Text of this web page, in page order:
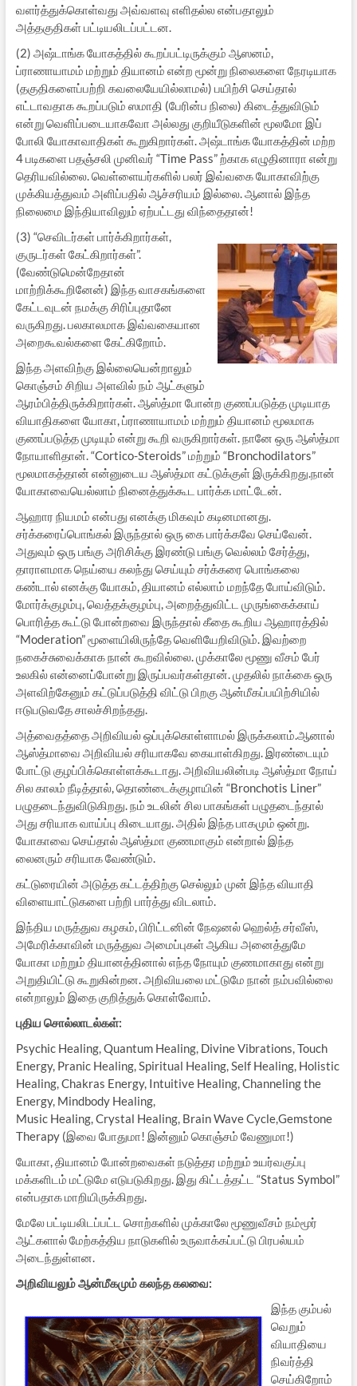
வளர்த்துக்கொள்வது அவ்வளவு எளிதல்ல என்பதாலும்
அத்தகுதிகள் பட்டியலிடப்பட்டன.
(2) அஷ்டாங்க யோகத்தில் கூறப்பட்டிருக்கும் ஆஸனம்,
ப்ராணாயாமம் மற்றும் தியானம் என்ற மூன்று நிலைகளை நேரடியாக
(தகுதிகளைப்பற்றி கவலையேயில்லாமல்) பயிற்சி செய்தால்
எட்டாவதாக கூறப்படும் ஸமாதி (பேரின்ப நிலை) கிடைத்துவிடும்
என்று வெளிப்படையாகவோ அல்லது குறியீடுகளின் மூலமோ இப்
போலி யோகாவாதிகள் கூறுகிறார்கள். அஷ்டாங்க யோகத்தின் மற்ற
4 படிகளை பதஞ்சலி முனிவர் “Time Pass” ற்காக எழுதினாரா என்று
தெரியவில்லை. வெள்ளையர்களில் பலர் இவ்வகை யோகாவிற்கு
முக்கியத்துவம் அளிப்பதில் ஆச்சரியம் இல்லை. ஆனால் இந்த
நிலைமை இந்தியாவிலும் ஏற்பட்டது விந்தைதான்!
(3) “செவிடர்கள் பார்க்கிறார்கள்,
குருடர்கள் கேட்கிறார்கள்”.
(வேண்டுமென்றேதான்
மாற்றிக்கூறினேன்) இந்த வாசகங்களை
கேட்டவுடன் நமக்கு சிரிப்புதானே
வருகிறது. பலகாலமாக இவ்வகையான
அறைகூவல்களை கேட்கிறோம்.
இந்த அளவிற்கு இல்லையென்றாலும்
கொஞ்சம் சிறிய அளவில் நம் ஆட்களும்
ஆரம்பித்திருக்கிறார்கள். ஆஸ்த்மா போன்ற குணப்படுத்த முடியாத
வியாதிகளை யோகா, ப்ராணாயாமம் மற்றும் தியானம் மூலமாக
குணப்படுத்த முடியும் என்று கூறி வருகிறார்கள். நானே ஒரு ஆஸ்த்மா
நோயாளிதான். “Cortico-Steroids” மற்றும் “Bronchodilators”
மூலமாகத்தான் என்னுடைய ஆஸ்த்மா கட்டுக்குள் இருக்கிறது.நான்
யோகாவையெல்லாம் நினைத்துக்கூட பார்க்க மாட்டேன்.
ஆஹார நியமம் என்பது எனக்கு மிகவும் கடினமானது.
சர்க்கரைப்பொங்கல் இருந்தால் ஒரு கை பார்க்கவே செய்வேன்.
அதுவும் ஒரு பங்கு அரிசிக்கு இரண்டு பங்கு வெல்லம் சேர்த்து,
தாராளமாக நெய்யை கலந்து செய்யும் சர்க்கரை பொங்கலை
கண்டால் எனக்கு யோகம், தியானம் எல்லாம் மறந்தே போய்விடும்.
மோர்க்குழம்பு, வெத்தக்குழம்பு, அறைத்துவிட்ட முருங்கைக்காய்
பொரித்த கூட்டு போன்றவை இருந்தால் கீதை கூறிய ஆஹாரத்தில்
“Moderation” மூளையிலிருந்தே வெளியேறிவிடும். இவற்றை
நகைச்சுவைக்காக நான் கூறவில்லை. முக்காலே மூணு வீசம் பேர்
உலகில் என்னைப்போன்று இருப்பவர்கள்தான். முதலில் நாக்கை ஒரு
அளவிற்கேனும் கட்டுப்படுத்தி விட்டு பிறகு ஆன்மீகப்பயிற்சியில்
ஈடுபடுவதே சாலச்சிறந்தது.
அத்வைதத்தை அறிவியல் ஒப்புக்கொள்ளாமல் இருக்கலாம்.ஆனால்
ஆஸ்த்மாவை அறிவியல் சரியாகவே கையாள்கிறது. இரண்டையும்
போட்டு குழப்பிக்கொள்ளக்கூடாது. அறிவியலின்படி ஆஸ்த்மா நோய்
சில காலம் நீடித்தால், தொண்டைக்குழாயின் “Bronchotis Liner”
பழுதடைந்துவிடுகிறது. நம் உடலின் சில பாகங்கள் பழுதடைந்தால்
அது சரியாக வாய்ப்பு கிடையாது. அதில் இந்த பாகமும் ஒன்று.
யோகாவை செய்தால் ஆஸ்த்மா குணமாகும் என்றால் இந்த
லைனரும் சரியாக வேண்டும்.
கட்டுரையின் அடுத்த கட்டத்திற்கு செல்லும் முன் இந்த வியாதி
விளையாட்டுகளை பற்றி பார்த்து விடலாம்.
இந்திய மருத்துவ கழகம், பிரிட்டனின் நேஷனல் ஹெல்த் சர்வீஸ்,
அமேரிக்காவின் மருத்துவ அமைப்புகள் ஆகிய அனைத்துமே
யோகா மற்றும் தியானத்தினால் எந்த நோயும் குணமாகாது என்று
அறுதியிட்டு கூறுகின்றன. அறிவியலை மட்டுமே நான் நம்பவில்லை
என்றாலும் இதை குறித்துக் கொள்வோம்.
புதிய சொல்லாடல்கள்:
Psychic Healing, Quantum Healing, Divine Vibrations, Touch
Energy, Pranic Healing, Spiritual Healing, Self Healing, Holistic
Healing, Chakras Energy, Intuitive Healing, Channeling the
Energy, Mindbody Healing,
Music Healing, Crystal Healing, Brain Wave Cycle,Gemstone
Therapy (இவை போதுமா! இன்னும் கொஞ்சம் வேணுமா!)
யோகா, தியானம் போன்றவைகள் நடுத்தர மற்றும் உயர்வகுப்பு
மக்களிடம் மட்டுமே எடுபடுகிறது. இது கிட்டத்தட்ட “Status Symbol”
என்பதாக மாறியிருக்கிறது.
மேலே பட்டியலிடப்பட்ட சொற்களில் முக்காலே மூணுவீசம் நம்மூர்
ஆட்களால் மேற்கத்திய நாடுகளில் உருவாக்கப்பட்டு பிரபல்யம்
அடைந்துள்ளன.
அறிவியலும் ஆன்மீகமும் கலந்த கலவை:
இந்த கும்பல்
வெறும்
வியாதியை
நிவர்த்தி
செய்கிறோம்